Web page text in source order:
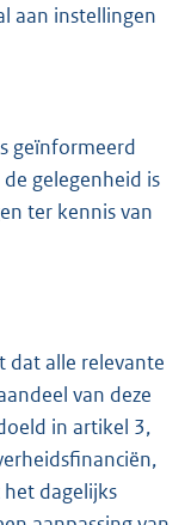
aan instellingen
geïnformeerd
gelegenheid is
ter kennis van
dat alle relevante
van deze
in artikel 3,
dagelijks